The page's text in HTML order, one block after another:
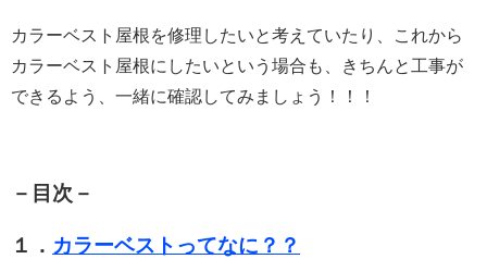
カラーベスト屋根を修理したいと考えていたり、これから
カラーベスト屋根にしたいという場合も、きちんと工事が
できるよう、 一緒に確認してみましょう！！！
－目次－
１． カラーベストってなに？？